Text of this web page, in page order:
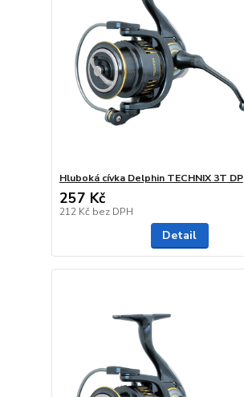
Hluboká cívka Delphin TECHNIX 3T DP
257 Kč
212 Kč bez DPH
Detail